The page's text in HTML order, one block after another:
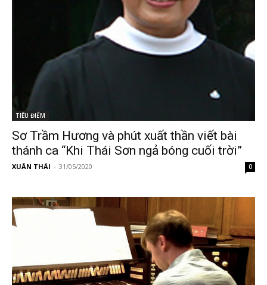
TIÊU ĐIỂM
Sơ Trầm Hương và phút xuất thần viết bài
thánh ca “Khi Thái Sơn ngả bóng cuối trời”
XUÂN THÁI - 31/05/2020 0